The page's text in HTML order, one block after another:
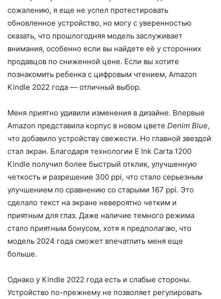
сожалению, я еще не успел протестировать
обновленное устройство, но могу с уверенностью
сказать, что прошлогодняя модель заслуживает
внимания, особенно если вы найдете её у сторонних
продавцов по сниженной цене. Если вы хотите
познакомить ребенка с цифровым чтением, Amazon
Kindle 2022 года — отличный выбор.
Меня приятно удивили изменения в дизайне. Впервые
Amazon представила корпус в новом цвете Denim Blue,
что добавило устройству свежести. Но главной звездой
стал экран. Благодаря технологии E Ink Carta 1200
Kindle получил более быстрый отклик, улучшенную
четкость и разрешение 300 ppi, что стало серьезным
улучшением по сравнению со старыми 167 ppi. Это
сделало текст на экране невероятно четким и
приятным для глаз. Даже наличие темного режима
стало приятным бонусом, хотя я предполагаю, что
модель 2024 года сможет впечатлить меня еще
больше.
Однако у Kindle 2022 года есть и слабые стороны.
Устройство по-прежнему не позволяет регулировать